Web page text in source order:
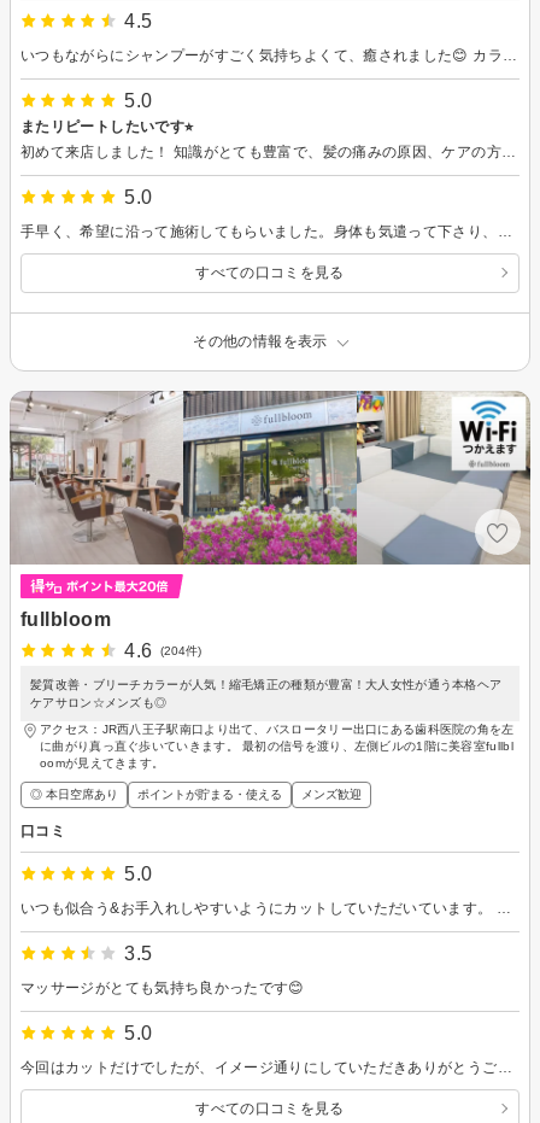
4.5
5.0
またリピートしたいです⭐︎
初めて来店しました！ 知識がとても豊富で、髪の痛みの原因、ケアの方法。髪型の提案。髪のセットの仕方。と沢山教えて頂きました。 今日は外が暑くなかなか、 席に座っても汗が止まらなかったんですが、 席にミニ扇風機があり、とても助かりました！ ありがとうございました。またお伺い致します。
5.0
すべての口コミを見る
その他の情報を表示
fullbloom
4.6
(204件)
髪質改善・ブリーチカラーが人気！縮毛矯正の種類が豊富！大人女性が通う本格ヘア
ケアサロン☆メンズも◎
アクセス：JR西八王子駅南口より出て、バスロータリー出口にある歯科医院の角を左
に曲がり真っ直ぐ歩いていきます。 最初の信号を渡り、左側ビルの1階に美容室fullbl
oomが見えてきます。
◎ 本日空席あり ポイントが貯まる・使える メンズ歓迎
口コミ
5.0
3.5
マッサージがとても気持ち良かったです😊
5.0
すべての口コミを見る